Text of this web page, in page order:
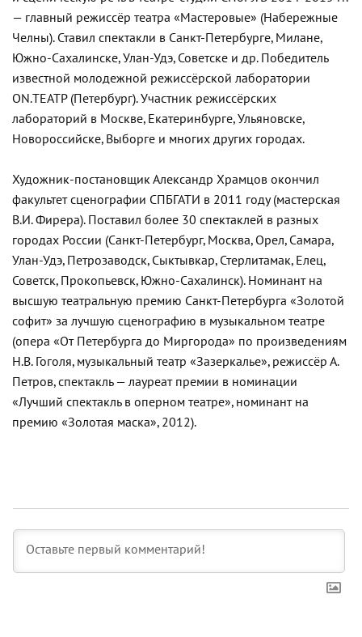
— главный режиссёр театра «Мастеровые» (Набережные
Челны). Ставил спектакли в Санкт-Петербурге, Милане,
Южно-Сахалинске, Улан-Удэ, Советске и др. Победитель
известной молодежной режиссёрской лаборатории
ON.ТЕАТР (Петербург). Участник режиссёрских
лабораторий в Москве, Екатеринбурге, Ульяновске,
Новороссийске, Выборге и многих других городах.
Художник-постановщик Александр Храмцов окончил
факультет сценографии СПБГАТИ в 2011 году (мастерская
В.И. Фирера). Поставил более 30 спектаклей в разных
городах России (Санкт-Петербург, Москва, Орел, Самара,
Улан-Удэ, Петрозаводск, Сыктывкар, Стерлитамак, Елец,
Советск, Прокопьевск, Южно-Сахалинск). Номинант на
высшую театральную премию Санкт-Петербурга «Золотой
софит» за лучшую сценографию в музыкальном театре
(опера «От Петербурга до Миргорода» по произведениям
Н.В. Гоголя, музыкальный театр «Зазеркалье», режиссёр А.
Петров, спектакль — лауреат премии в номинации
«Лучший спектакль в оперном театре», номинант на
премию «Золотая маска», 2012).